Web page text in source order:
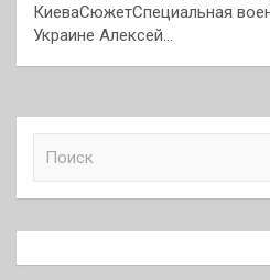
КиеваСюжетСпециальная
Украине Алексей…
к